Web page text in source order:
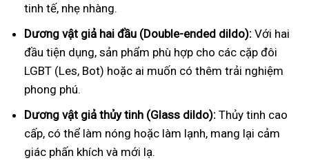
tinh tế, nhẹ nhàng.
Dương vật giả hai đầu (Double-ended dildo): Với hai
đầu tiện dụng, sản phẩm phù hợp cho các cặp đôi
LGBT (Les, Bot) hoặc ai muốn có thêm trải nghiệm
phong phú.
Dương vật giả thủy tinh (Glass dildo): Thủy tinh cao
cấp, có thể làm nóng hoặc làm lạnh, mang lại cảm
giác phấn khích và mới lạ.